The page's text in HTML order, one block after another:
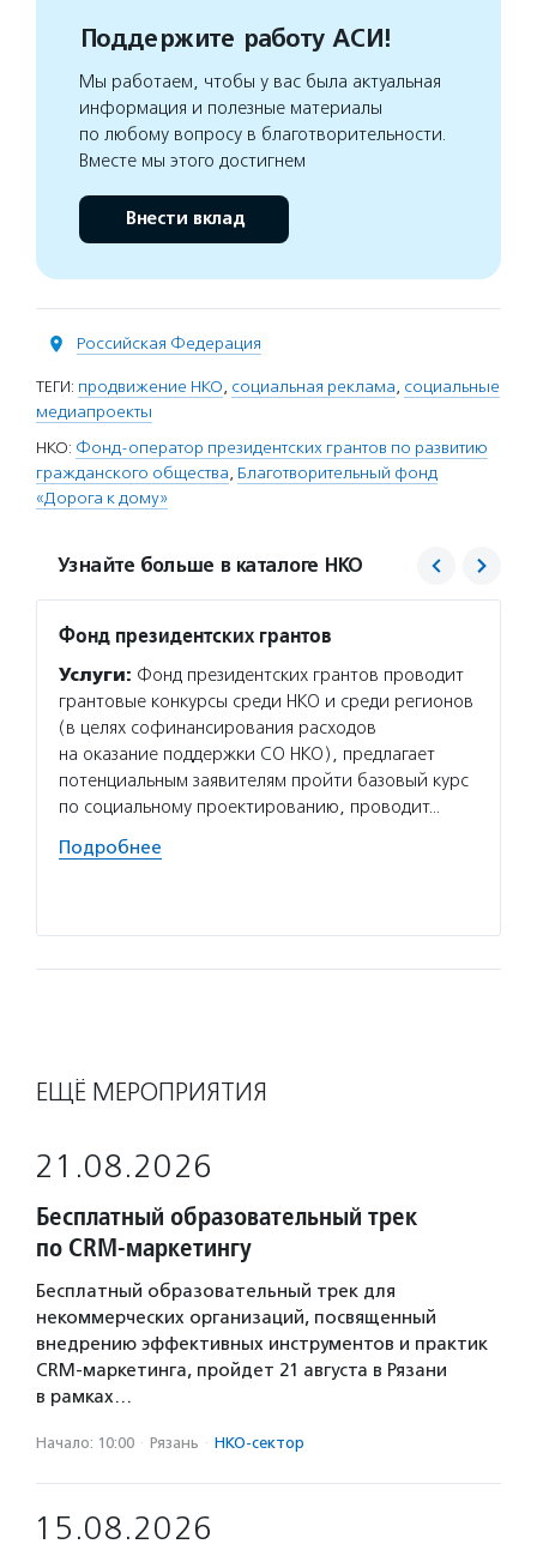
Поддержите работу АСИ!
Мы работаем, чтобы у вас была актуальная
информация и полезные материалы
по любому вопросу в благотворительности.
Вместе мы этого достигнем
Внести вклад
Российская Федерация
ТЕГИ: продвижение НКО, социальная реклама, социальные
медиапроекты
НКО: Фонд-оператор президентских грантов по развитию
гражданского общества, Благотворительный фонд
«Дорога к дому»
Узнайте больше в каталоге НКО
Фонд президентских грантов
Услуги: Фонд президентских грантов проводит
грантовые конкурсы среди НКО и среди регионов
(в целях софинансирования расходов
на оказание поддержки СО НКО), предлагает
потенциальным заявителям пройти базовый курс
по социальному проектированию, проводит…
Подробнее
ЕЩЁ МЕРОПРИЯТИЯ
21.08.2026
Бесплатный образовательный трек
по CRM-маркетингу
Бесплатный образовательный трек для
некоммерческих организаций, посвященный
внедрению эффективных инструментов и практик
CRM-маркетинга, пройдет 21 августа в Рязани
в рамках…
Начало: 10:00 · Рязань · НКО-сектор
15.08.2026